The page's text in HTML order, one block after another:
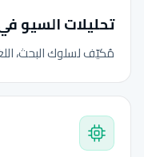
تحليلات السيو
مُكيّف لسلوك البحث،